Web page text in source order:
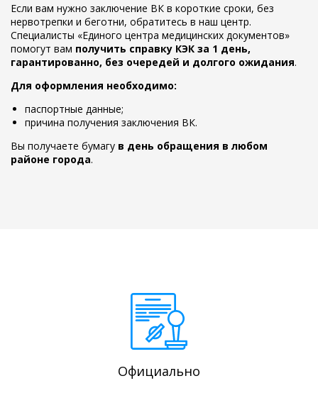
Если вам нужно заключение ВК в короткие сроки, без
нервотрепки и беготни, обратитесь в наш центр.
Специалисты «Единого центра медицинских документов»
помогут вам получить справку КЭК за 1 день,
гарантированно, без очередей и долгого ожидания.
Для оформления необходимо:
паспортные данные;
причина получения заключения ВК.
Вы получаете бумагу в день обращения в любом
районе города.
Официально